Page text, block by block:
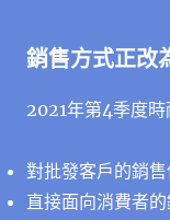
銷售方式正改
2021年第4季度
對批發客戶的銷
直接面向消費者